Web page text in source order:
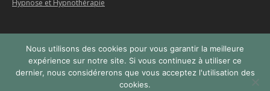
Hypnose et Hypnothérapie
Menu
Copyright © 2026Centre Psy Bruxelles , tous droits réservés.
Privium – Des services qui soutiennent vos soins. Pour
Nous utilisons des cookies pour vous garantir la meilleure
expérience sur notre site. Si vous continuez à utiliser ce
dernier, nous considérerons que vous acceptez l'utilisation des
cookies.